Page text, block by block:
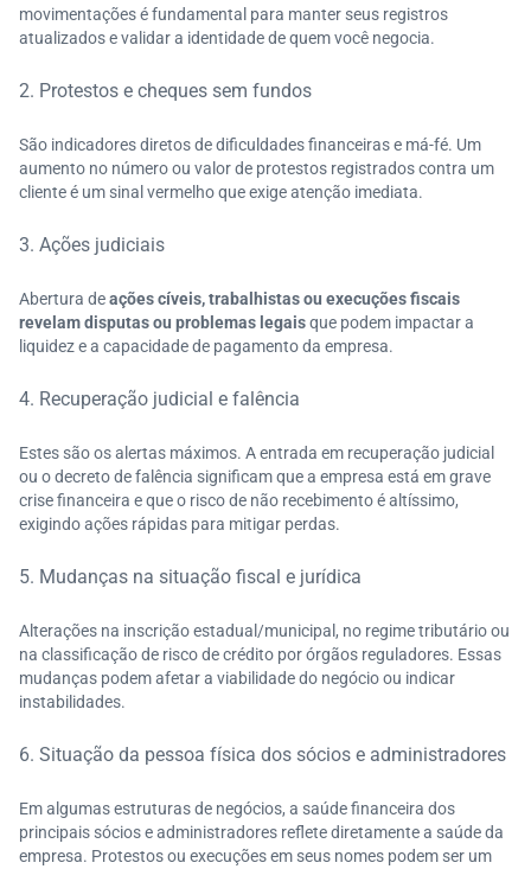
movimentações é fundamental para manter seus registros
atualizados e validar a identidade de quem você negocia.
2. Protestos e cheques sem fundos
São indicadores diretos de dificuldades financeiras e má-fé. Um
aumento no número ou valor de protestos registrados contra um
cliente é um sinal vermelho que exige atenção imediata.
3. Ações judiciais
Abertura deações cíveis, trabalhistas ou execuções fiscais
revelam disputas ou problemas legaisque podem impactar a
liquidez e a capacidade de pagamento da empresa.
4. Recuperação judicial e falência
Estes são os alertas máximos. A entrada em recuperação judicial
ou o decreto de falência significam que a empresa está em grave
crise financeira e que o risco de não recebimento é altíssimo,
exigindo ações rápidas para mitigar perdas.
5. Mudanças na situação fiscal e jurídica
Alterações na inscrição estadual/municipal, no regime tributário ou
na classificação de risco de crédito por órgãos reguladores. Essas
mudanças podem afetar a viabilidade do negócio ou indicar
instabilidades.
6. Situação da pessoa física dos sócios e administradores
Em algumas estruturas de negócios, a saúde financeira dos
principais sócios e administradores reflete diretamente a saúde da
empresa. Protestos ou execuções em seus nomes podem ser um